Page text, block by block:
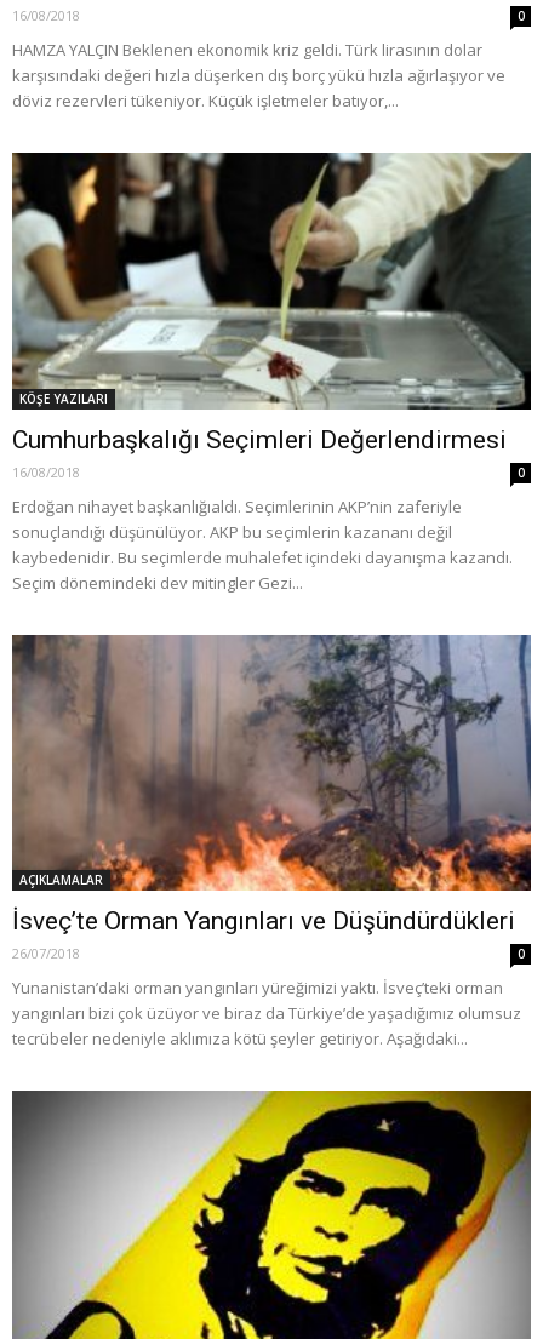
16/08/2018 0
HAMZA YALÇIN Beklenen ekonomik kriz geldi. Türk lirasının dolar
karşısındaki değeri hızla düşerken dış borç yükü hızla ağırlaşıyor ve
döviz rezervleri tükeniyor. Küçük işletmeler batıyor,...
KÖŞE YAZILARI
Cumhurbaşkalığı Seçimleri Değerlendirmesi
16/08/2018 0
Erdoğan nihayet başkanlığıaldı. Seçimlerinin AKP’nin zaferiyle
sonuçlandığı düşünülüyor. AKP bu seçimlerin kazananı değil
kaybedenidir. Bu seçimlerde muhalefet içindeki dayanışma kazandı.
Seçim dönemindeki dev mitingler Gezi...
AÇIKLAMALAR
İsveç’te Orman Yangınları ve Düşündürdükleri
26/07/2018 0
Yunanistan’daki orman yangınları yüreğimizi yaktı. İsveç’teki orman
yangınları bizi çok üzüyor ve biraz da Türkiye’de yaşadığımız olumsuz
tecrübeler nedeniyle aklımıza kötü şeyler getiriyor. Aşağıdaki...